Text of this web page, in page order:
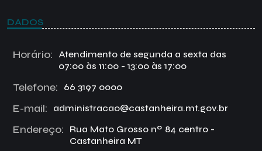
DADOS
Horário:
Atendimento de segunda a sexta das
07:00 às 11:00 - 13:00 às 17:00
Telefone: 66 3197 0000
E-mail: administracao@castanheira.mt.gov.br
Endereço:
Rua Mato Grosso nº 84 centro -
Castanheira MT